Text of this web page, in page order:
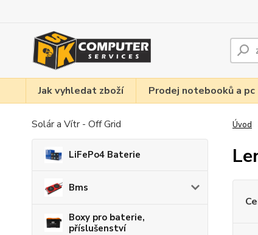
Jak vyhledat zboží Prodej notebooků a pc
Solár a Vítr - Off Grid
LiFePo4 Baterie
Bms
Boxy pro baterie,
příslušenství
Úvod